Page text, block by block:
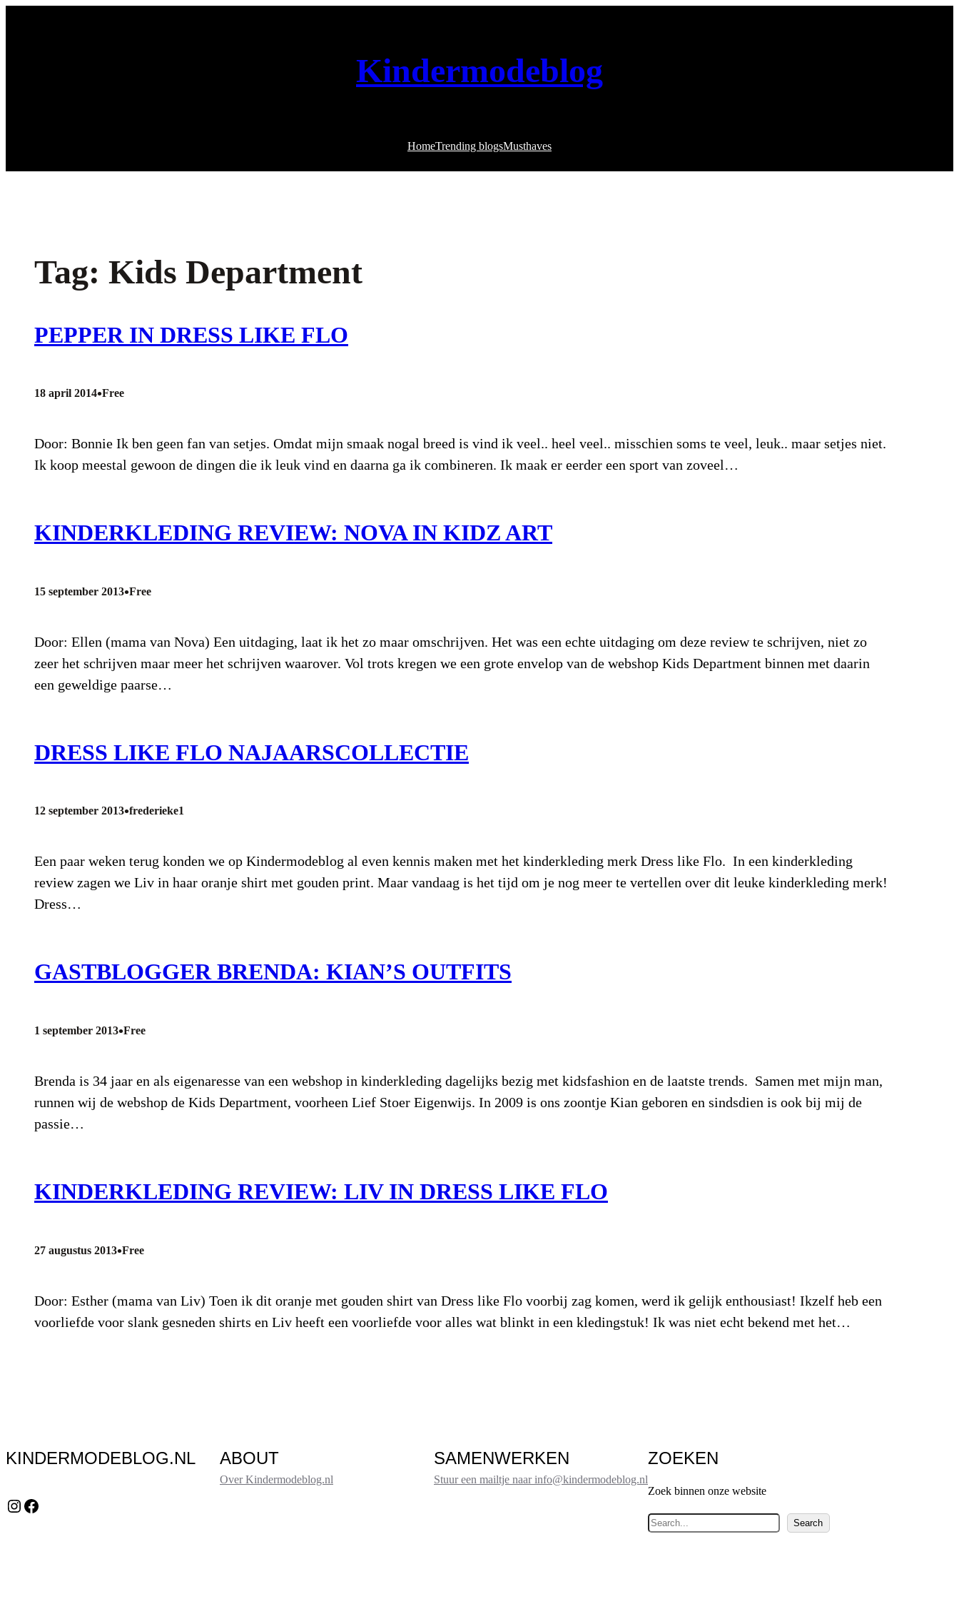
Kindermodeblog
HomeTrending blogsMusthaves
Tag: Kids Department
PEPPER IN DRESS LIKE FLO
18 april 2014•Free
Door: Bonnie Ik ben geen fan van setjes. Omdat mijn smaak nogal breed is vind ik veel.. heel veel.. misschien soms te veel, leuk.. maar setjes niet.
Ik koop meestal gewoon de dingen die ik leuk vind en daarna ga ik combineren. Ik maak er eerder een sport van zoveel…
KINDERKLEDING REVIEW: NOVA IN KIDZ ART
15 september 2013•Free
Door: Ellen (mama van Nova) Een uitdaging, laat ik het zo maar omschrijven. Het was een echte uitdaging om deze review te schrijven, niet zo
zeer het schrijven maar meer het schrijven waarover. Vol trots kregen we een grote envelop van de webshop Kids Department binnen met daarin
een geweldige paarse…
DRESS LIKE FLO NAJAARSCOLLECTIE
12 september 2013•frederieke1
Een paar weken terug konden we op Kindermodeblog al even kennis maken met het kinderkleding merk Dress like Flo. In een kinderkleding
review zagen we Liv in haar oranje shirt met gouden print. Maar vandaag is het tijd om je nog meer te vertellen over dit leuke kinderkleding merk!
Dress…
GASTBLOGGER BRENDA: KIAN’S OUTFITS
1 september 2013•Free
Brenda is 34 jaar en als eigenaresse van een webshop in kinderkleding dagelijks bezig met kidsfashion en de laatste trends. Samen met mijn man,
runnen wij de webshop de Kids Department, voorheen Lief Stoer Eigenwijs. In 2009 is ons zoontje Kian geboren en sindsdien is ook bij mij de
passie…
KINDERKLEDING REVIEW: LIV IN DRESS LIKE FLO
27 augustus 2013•Free
Door: Esther (mama van Liv) Toen ik dit oranje met gouden shirt van Dress like Flo voorbij zag komen, werd ik gelijk enthousiast! Ikzelf heb een
voorliefde voor slank gesneden shirts en Liv heeft een voorliefde voor alles wat blinkt in een kledingstuk! Ik was niet echt bekend met het…
KINDERMODEBLOG.NL
Instagram Facebook
ABOUT
Over Kindermodeblog.nl
SAMENWERKEN
Stuur een mailtje naar info@kindermodeblog.nl
ZOEKEN
Zoek binnen onze website
Z
Search